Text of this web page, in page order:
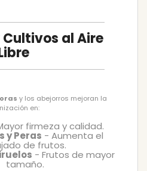
al Aire
y los abejorros mejoran la
en:
firmeza y calidad.
y Peras - Aumenta el
de frutos.
- Frutos de mayor
tamaño.